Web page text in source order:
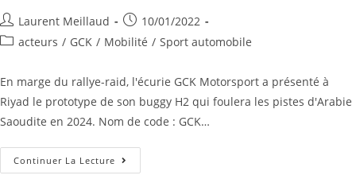
Laurent Meillaud
10/01/2022
acteurs / GCK / Mobilité / Sport automobile
En marge du rallye-raid, l'écurie GCK Motorsport a présenté à
Riyad le prototype de son buggy H2 qui foulera les pistes d'Arabie
Saoudite en 2024. Nom de code : GCK…
Continuer La Lecture